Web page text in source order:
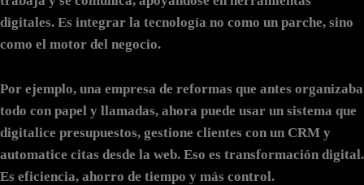
digitales. Es integrar la tecnología no como un parche, sino
como el motor del negocio.
Por ejemplo, una empresa de reformas que antes organizaba
todo con papel y llamadas, ahora puede usar un sistema que
digitalice presupuestos, gestione clientes con un CRM y
automatice citas desde la web. Eso es transformación digital.
Es eficiencia, ahorro de tiempo y más control.